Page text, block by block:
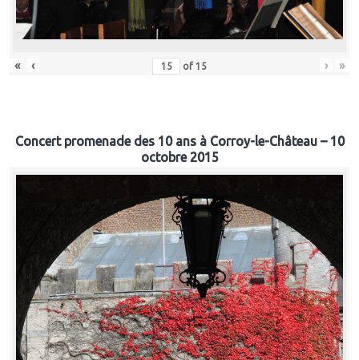
« ‹ of 15 › »
Concert promenade des 10 ans à Corroy-le-Château – 10
octobre 2015